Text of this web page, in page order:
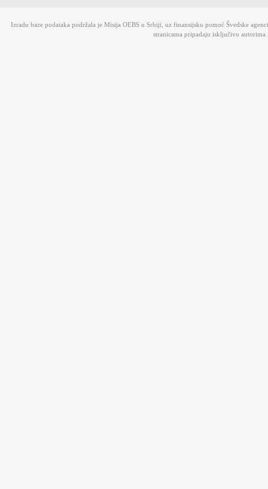
Izradu baze podataka podržala je Misija OEBS u Srbiji, uz finansijsku pomoć Švedske
stranicama pripadaju isključivo